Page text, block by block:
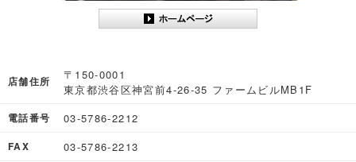
店舗住所
〒150-0001
東京都渋谷区神宮前4-26-35 ファームビルMB1F
電話番号 03-5786-2212
FAX 03-5786-2213